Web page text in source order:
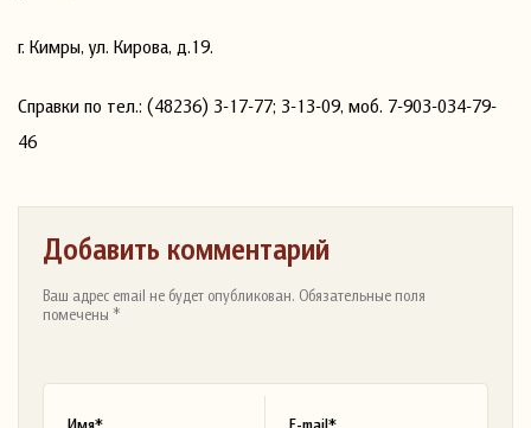
г. Кимры, ул. Кирова, д.19.
Справки по тел.: (48236) 3-17-77; 3-13-09, моб. 7-903-034-79-
46
Добавить комментарий
Ваш адрес email не будет опубликован. Обязательные поля
помечены *